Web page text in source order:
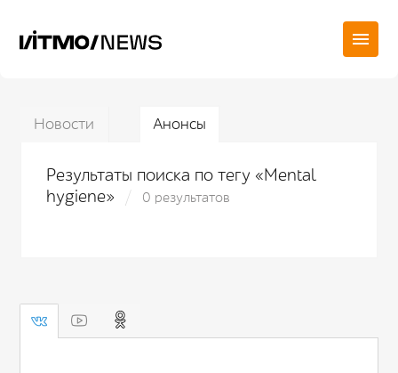
Новости Анонсы
Результаты поиска по тегу «Mental
hygiene»
0 результатов